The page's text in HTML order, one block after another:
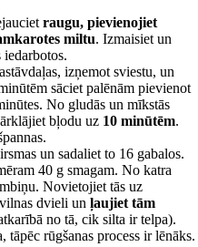
raugu, pievienojiet
miltu. Izmaisiet un
izņemot sviestu, un
sāciet palēnām pievienot
No gludās un mīkstās
bļodu uz 10 minūtēm.
un sadaliet to 16 gabalos.
40 g smagam. No katra
Novietojiet tās uz
dvieli un ļaujiet tām
no tā, cik silta ir telpa).
tāpēc rūgšanas process ir lēnāks.